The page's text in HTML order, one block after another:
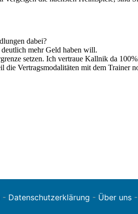
- Datenschutzerklärung - Über uns-